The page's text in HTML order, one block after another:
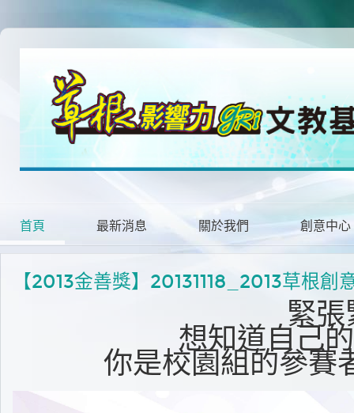
首頁 最新消息 關於我們 創意中心
【2013金善獎】20131118_2013草根
緊
想知道自己
你是校園組的參賽